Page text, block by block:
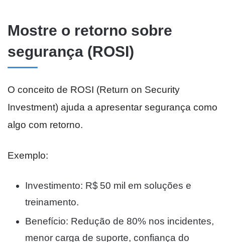
Mostre o retorno sobre
segurança (ROSI)
O conceito de ROSI (Return on Security
Investment) ajuda a apresentar segurança como
algo com retorno.
Exemplo:
Investimento: R$ 50 mil em soluções e
treinamento.
Benefício: Redução de 80% nos incidentes,
menor carga de suporte, confiança do